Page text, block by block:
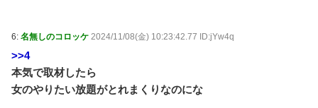
6: 名無しのコロッケ 2024/11/08(金) 10:23:42.77 ID:jYw4q
>>4
本気で取材したら
女のやりたい放題がとれまくりなのにな